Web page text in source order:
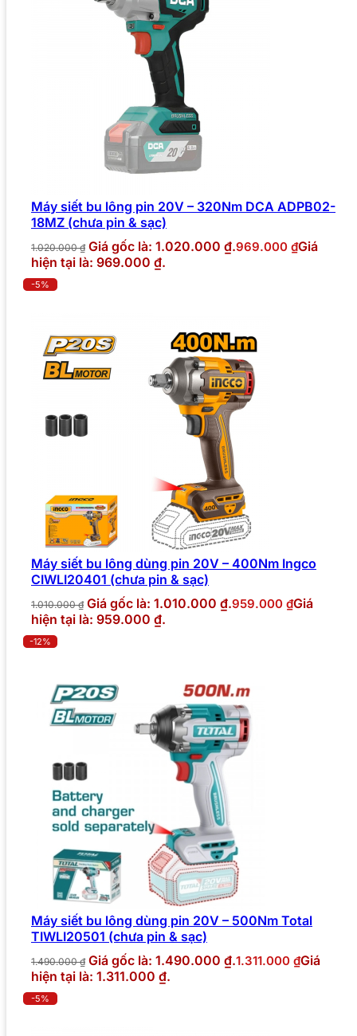
Máy siết bu lông pin 20V – 320Nm DCA ADPB02-
18MZ (chưa pin & sạc)
1.020.000₫ Giá gốc là: 1.020.000 ₫.969.000 ₫Giá
hiện tại là: 969.000 ₫.
-5%
Máy siết bu lông dùng pin 20V – 400Nm Ingco
CIWLI20401 (chưa pin & sạc)
1.010.000₫ Giá gốc là: 1.010.000 ₫.959.000 ₫Giá
hiện tại là: 959.000 ₫.
-12%
Máy siết bu lông dùng pin 20V – 500Nm Total
TIWLI20501 (chưa pin & sạc)
1.490.000₫ Giá gốc là: 1.490.000 ₫.1.311.000 ₫Giá
hiện tại là: 1.311.000 ₫.
-5%